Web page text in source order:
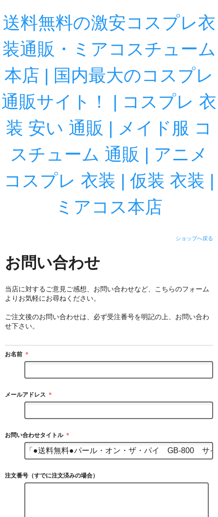
送料無料の激安コスプレ衣
装通販・ミアコスチューム
本店 | 国内最大のコスプレ
通販サイト！ | コスプレ 衣
装 安い 通販 | メイド服 コ
スチューム 通販 | アニメ
コスプレ 衣装 | 仮装 衣装 |
ミアコス本店
ショップへ戻る
お問い合わせ
当店に対するご意見ご感想、お問い合わせなど、こちらのフォーム
よりお気軽にお尋ねください。
ご注文後のお問い合わせは、必ず受注番号を明記の上、お問い合わ
せ下さい。
お名前 ＊
メールアドレス ＊
お問い合わせタイトル ＊
注文番号（すでに注文済みの場合）